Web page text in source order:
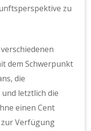
zu
dem Schwerpunkt
die
letztlich die
einen Cent
Verfügung